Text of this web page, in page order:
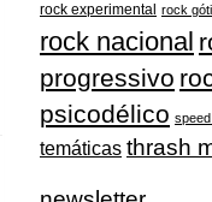
rock experimental rock
rock nacional
progressivo
psicodélico
temáticas thrash